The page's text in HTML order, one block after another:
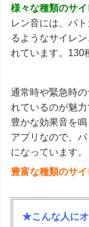
様々な種類のサ
レン音には、パ
るようなサイレ
れています。130
通常時や緊急時
れているのが魅
豊かな効果音を
アプリなので、
になっています。
豊富な種類のサ
★こんな人に